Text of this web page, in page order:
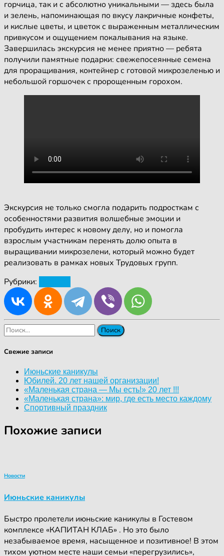
горчица, так и с абсолютно уникальными — здесь была
и зелень, напоминающая по вкусу лакричные конфеты,
и кислые цветы, и цветок с выраженным металлическим
привкусом и ощущением покалывания на языке.
Завершилась экскурсия не менее приятно — ребята
получили памятные подарки: свежепосеянные семена
для проращивания, контейнер с готовой микрозеленью и
небольшой горшочек с пророщенным горохом.
Экскурсия не только смогла подарить подросткам с
особенностями развития волшебные эмоции и
пробудить интерес к новому делу, но и помогла
взрослым участникам перенять долю опыта в
выращивании микрозелени, который можно будет
реализовать в рамках новых Трудовых групп.
Рубрики:
Найти:
Свежие записи
Июньские каникулы
Юбилей. 20 лет нашей организации!
«Маленькая страна — Мы есть!» 20 лет !!!
«Маленькая страна»: мир, где есть место каждому
Спортивный праздник
Похожие записи
Новости
Июньские каникулы
Быстро пролетели июньские каникулы в Гостевом
комплексе «КАПИТАН КЛАБ» . Но это было
незабываемое время, насыщенное и позитивное! В этом
тихом уютном месте наши семьи «перегрузились»,